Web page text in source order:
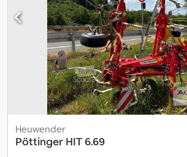
Heuwender
Pöttinger HIT 6.69